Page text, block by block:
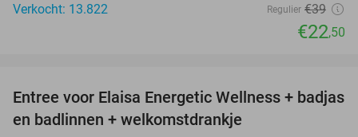
Verkocht: 13.822
Regulier €39
€22,50
34%
Entree voor Elaisa Energetic Wellness + badjas
en badlinnen + welkomstdrankje